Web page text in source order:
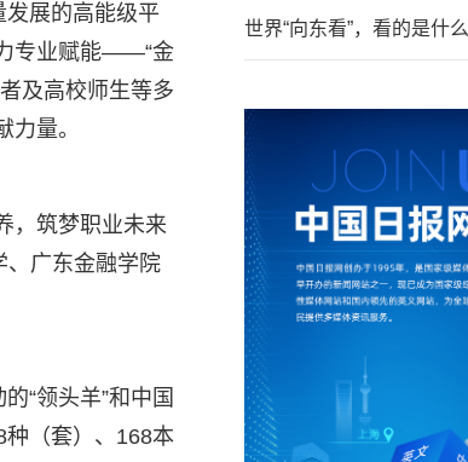
发展的高能级平
专业赋能——“金
及高校师生等多
量。
，筑梦职业未来
、广东金融学院
“领头羊”和中国
种（套）、168本
世界“向东看”，看的是什么